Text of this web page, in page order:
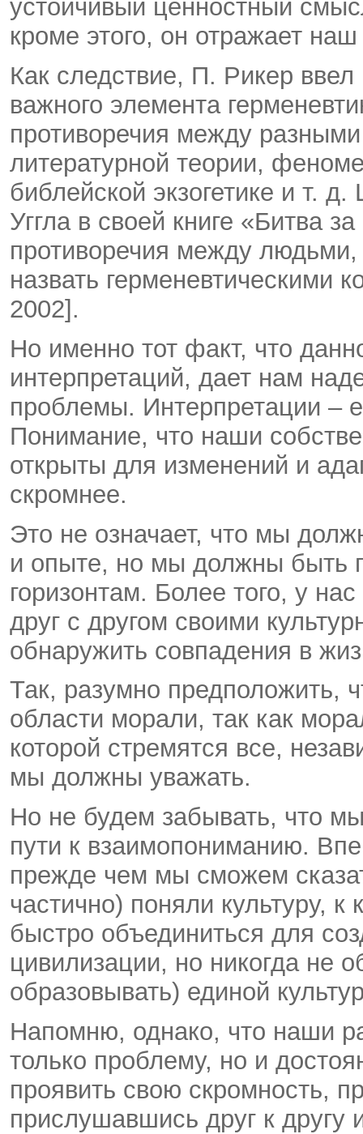
устойчивый ценностный
кроме этого, он отражает
Как следствие, П. Рикер
важного элемента
противоречия между
литературной теории,
библейской экзогетике и т.
Уггла в своей книге «Битва
противоречия между
назвать герменевтическими
2002].
Но именно тот факт, что
интерпретаций, дает нам
проблемы. Интерпретации –
Понимание, что наши
открыты для изменений и
скромнее.
Это не означает, что мы
и опыте, но мы должны быть
горизонтам. Более того, у
друг с другом своими
обнаружить совпадения в
Так, разумно предположить,
области морали, так как
которой стремятся все,
мы должны уважать.
Но не будем забывать, что
пути к взаимопониманию.
прежде чем мы сможем
частично) поняли культуру,
быстро объединиться для
цивилизации, но никогда не
образовывать) единой
Напомню, однако, что наши
только проблему, но и
проявить свою скромность,
прислушавшись друг к другу